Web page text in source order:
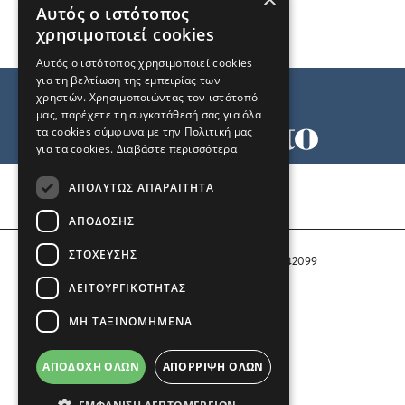
Αριθμός Πιστοποίησης Μ.Η.Τ. 242099
COPYRIGHT © 2026 Το Μανιφέστο
Αυτός ο ιστότοπος
χρησιμοποιεί cookies
Αυτός ο ιστότοπος χρησιμοποιεί cookies
για τη βελτίωση της εμπειρίας των
χρηστών. Χρησιμοποιώντας τον ιστότοπό
μας, παρέχετε τη συγκατάθεσή σας για όλα
τα cookies σύμφωνα με την Πολιτική μας
για τα cookies. Διαβάστε περισσότερα
ΑΠΟΛΎΤΩΣ ΑΠΑΡΑΊΤΗΤΑ
ΑΠΌΔΟΣΗΣ
ΣΤΌΧΕΥΣΗΣ
ΛΕΙΤΟΥΡΓΙΚΌΤΗΤΑΣ
ΜΗ ΤΑΞΙΝΟΜΗΜΈΝΑ
ΑΠΟΔΟΧΉ ΌΛΩΝ ΑΠΌΡΡΙΨΗ ΌΛΩΝ